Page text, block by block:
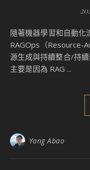
隨著機器學習和自動化流程在軟件開發中的重要性日益凸顯，
RAGOps（Resource-
源生成與持續整合/持
主要是因為 RAG ...
Yang Abao